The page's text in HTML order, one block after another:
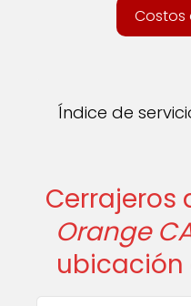
Costos
Índice de
Cerrajeros
Orange
ubicación